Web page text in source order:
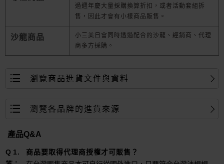
過週年慶大量採購換算折扣，或者活動套組拆
售，因此才會有小樣商品販售。
沙龍商品
小三美日會同時透過配合的沙龍、經銷商、代理
商多方採購。
瀏覽商品進貨文件與資料
瀏覽各品牌的進貨來源
產品Q&A
商品要取得代理商授權才可販售？